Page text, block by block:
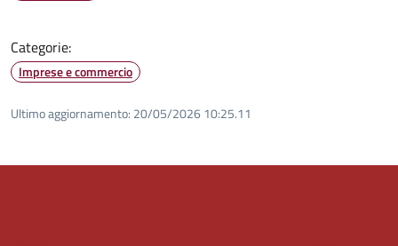
Categorie:
Imprese e commercio
Ultimo aggiornamento: 20/05/2026 10:25.11